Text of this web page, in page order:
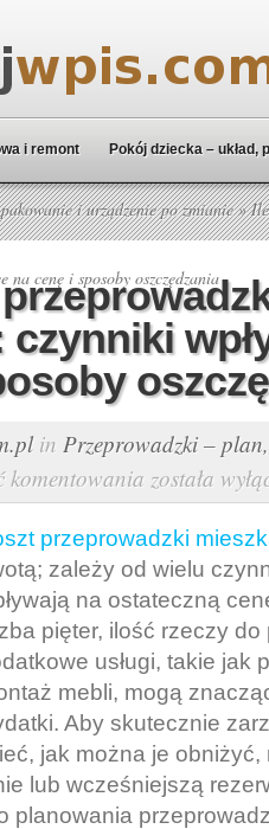
i remont Pokój dziecka – układ,
i urządzenie po zmianie» Ile
na cenę i sposoby oszczędzania
in Przeprowadzki –
komentowania Ile
kosztuje
przeprowadzka
mieszkania:
na
cenę
i
sposoby
oszczędzania
została
przeprowadzki
zależy od wielu
na ostateczną
pięter, ilość rzeczy
usługi, takie jak
mebli, mogą
Aby skutecznie
jak można je obniżyć,
lub wcześniejszą
planowania